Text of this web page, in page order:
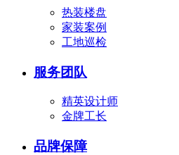
热装楼盘
家装案例
工地巡检
服务团队
精英设计师
金牌工长
品牌保障